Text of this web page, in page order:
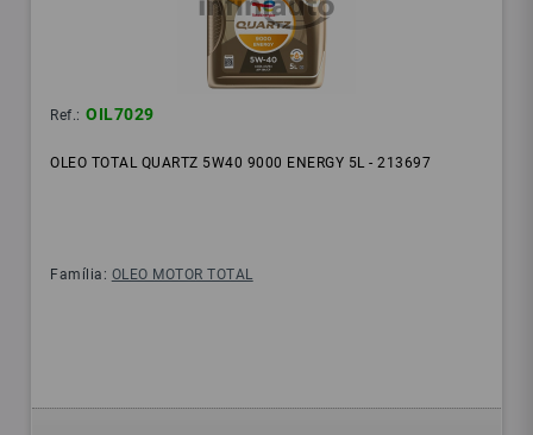
Ref.: OIL7029
OLEO TOTAL QUARTZ 5W40 9000 ENERGY 5L - 213697
Família: OLEO MOTOR TOTAL